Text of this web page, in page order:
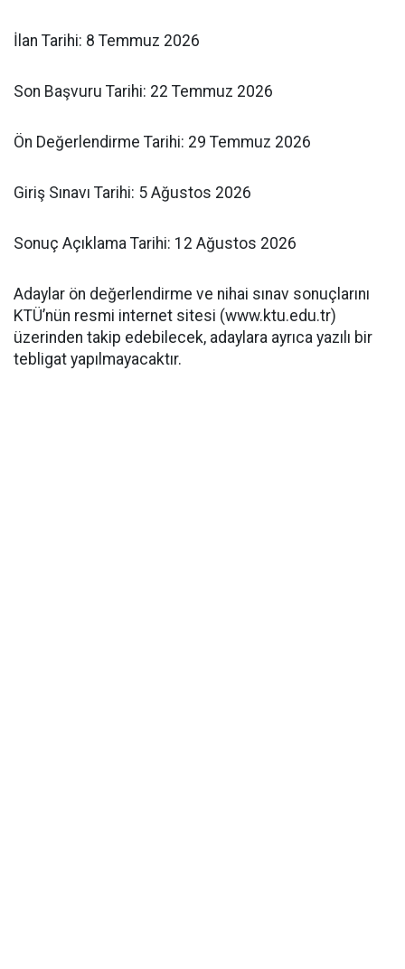
İlan Tarihi: 8 Temmuz 2026
Son Başvuru Tarihi: 22 Temmuz 2026
Ön Değerlendirme Tarihi: 29 Temmuz 2026
Giriş Sınavı Tarihi: 5 Ağustos 2026
Sonuç Açıklama Tarihi: 12 Ağustos 2026
Adaylar ön değerlendirme ve nihai sınav sonuçlarını
KTÜ’nün resmi internet sitesi (www.ktu.edu.tr)
üzerinden takip edebilecek, adaylara ayrıca yazılı bir
tebligat yapılmayacaktır.